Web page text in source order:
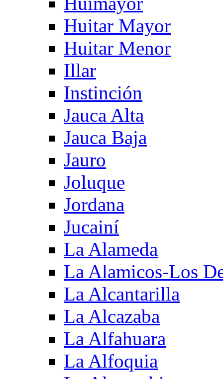
Huitar Mayor
Huitar Menor
Illar
Instinción
Jauca Alta
Jauca Baja
Jauro
Joluque
Jordana
Jucainí
La Alameda
La Alamicos-Los
La Alcantarilla
La Alcazaba
La Alfahuara
La Alfoquia